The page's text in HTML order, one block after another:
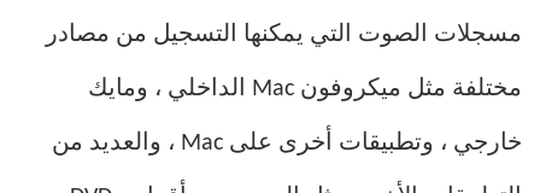
مسجلات الصوت التي يمكنها التسجيل من مصادر
مختلفة مثل ميكروفون Mac الداخلي ، ومايك
خارجي ، وتطبيقات أخرى على Mac ، والعديد من